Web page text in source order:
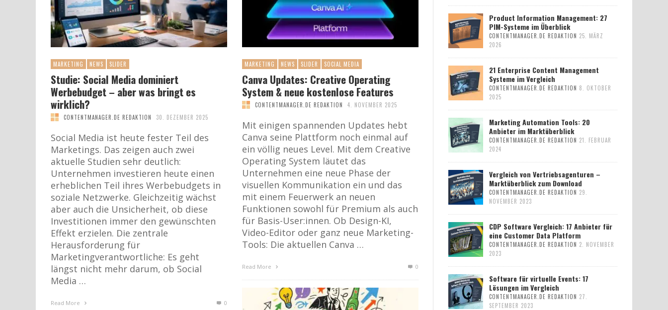
MARKETING NEWS SLIDER
Studie: Social Media dominiert
Werbebudget – aber was bringt es
wirklich?
CONTENTMANAGER.DE REDAKTION 30. DEZEMBER 2025
Social Media ist heute fester Teil des
Marketings. Das zeigen auch zwei
aktuelle Studien sehr deutlich:
Unternehmen investieren heute einen
erheblichen Teil ihres Werbebudgets in
soziale Netzwerke. Gleichzeitig wächst
aber auch die Unsicherheit, ob diese
Investitionen immer den gewünschten
Effekt erzielen. Die zentrale
Herausforderung für
Marketingverantwortliche: Es geht
längst nicht mehr darum, ob Social
Media …
Read More 0
MARKETING NEWS SLIDER SOCIAL MEDIA
Canva Updates: Creative Operating
System & neue kostenlose Features
CONTENTMANAGER.DE REDAKTION 4. NOVEMBER 2025
Mit einigen spannenden Updates hebt
Canva seine Plattform noch einmal auf
ein völlig neues Level. Mit dem Creative
Operating System läutet das
Unternehmen eine neue Phase der
visuellen Kommunikation ein und das
mit einem Feuerwerk an neuen
Funktionen sowohl für Premium als auch
für Basis-User:innen. Ob Design-KI,
Video-Editor oder ganz neue Marketing-
Tools: Die aktuellen Canva …
Read More 0
Product Information Management: 27
PIM-Systeme im Überblick
CONTENTMANAGER.DE REDAKTION 25. MÄRZ
2026
21 Enterprise Content Management
Systeme im Vergleich
CONTENTMANAGER.DE REDAKTION 8. OKTOBER
2025
Marketing Automation Tools: 20
Anbieter im Marktüberblick
CONTENTMANAGER.DE REDAKTION 21. FEBRUAR
2024
Vergleich von Vertriebsagenturen –
Marktüberblick zum Download
CONTENTMANAGER.DE REDAKTION 29.
NOVEMBER 2023
CDP Software Vergleich: 17 Anbieter für
eine Customer Data Platform
CONTENTMANAGER.DE REDAKTION 2. NOVEMBER
2023
Software für virtuelle Events: 17
Lösungen im Vergleich
CONTENTMANAGER.DE REDAKTION 27.
SEPTEMBER 2023